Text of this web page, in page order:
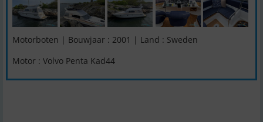
Motorboten | Bouwjaar : 2001 | Land : Sweden
Motor : Volvo Penta Kad44